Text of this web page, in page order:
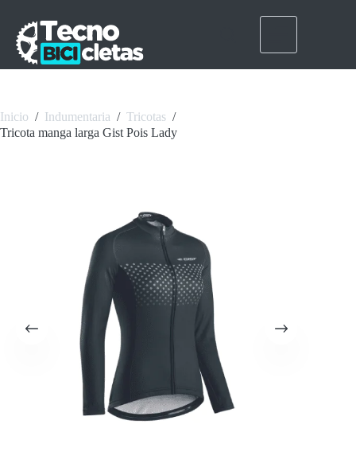
contenido
Inicio / Indumentaria / Tricotas /
Tricota manga larga Gist Pois Lady